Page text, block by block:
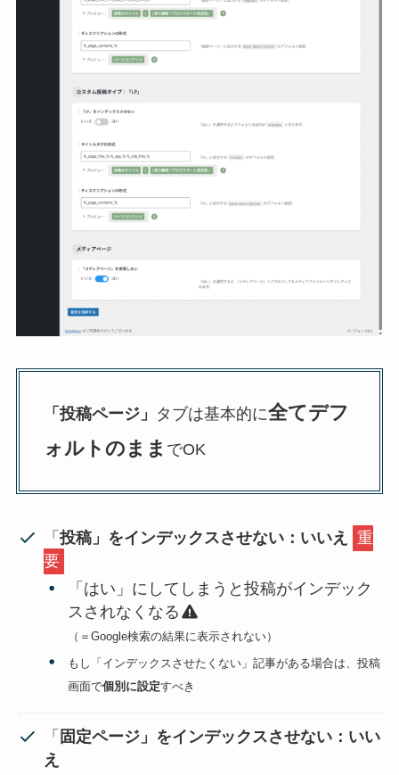
「投稿ページ」 タブは基本的に全てデフ
ォルトのまま でOK
「投稿」をインデックスさせない：いいえ
重
要
「はい」にしてしまうと投稿がインデック
スされなくなる
（＝Google検索の結果に表示されない）
もし「インデックスさせたくない」記事がある場合は、投稿
画面で個別に設定すべき
「 固定ページ」をインデックスさせない：いい
え